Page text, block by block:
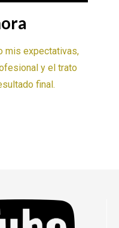
mis expectativas,
y el trato
final.